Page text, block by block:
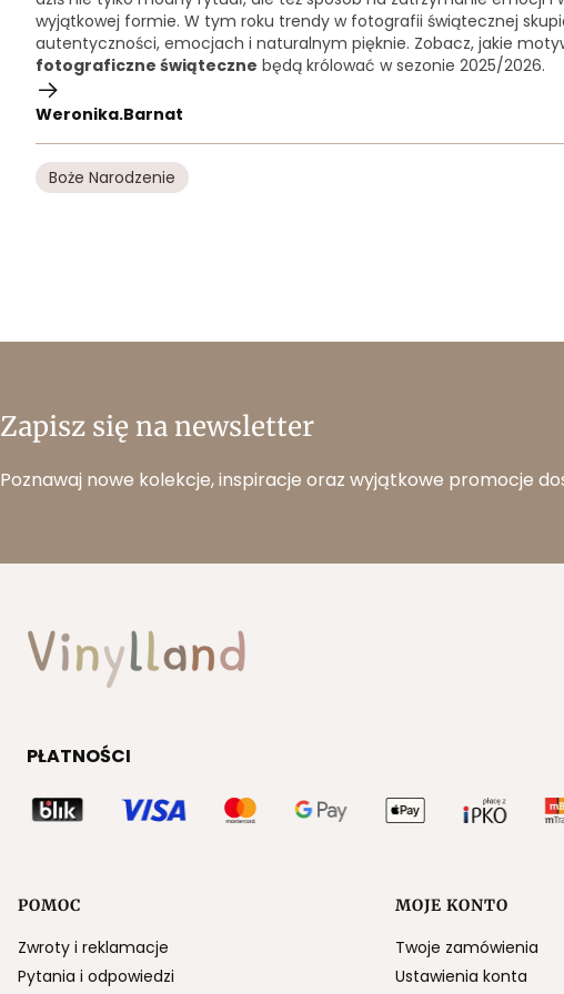
wyjątkowej formie. W tym roku trendy w fotografii świątecznej
autentyczności, emocjach i naturalnym pięknie. Zobacz, jakie
fotograficzne świąteczne będą królować w sezonie 2025/2026.
Weronika.Barnat
Boże Narodzenie
Zapisz się na newsletter
Poznawaj nowe kolekcje, inspiracje oraz wyjątkowe promocje
PŁATNOŚCI
Linki w stopce
POMOC
Zwroty i reklamacje
Pytania i odpowiedzi
MOJE KONTO
Twoje zamówienia
Ustawienia konta